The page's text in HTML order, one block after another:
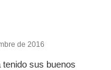
de 2016
sus buenos